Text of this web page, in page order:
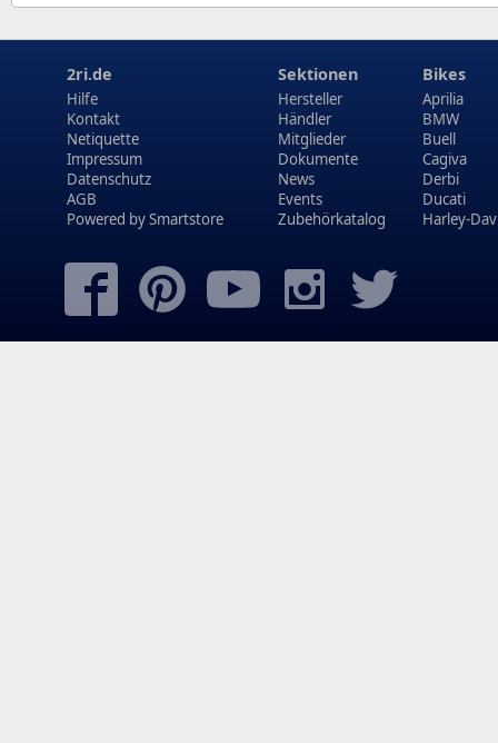
2ri.de
Hilfe
Kontakt
Netiquette
Impressum
Datenschutz
AGB
Powered bySmartstore
Sektionen
Hersteller
Händler
Mitglieder
Dokumente
News
Events
Zubehörkatalog
Bikes
Aprilia
BMW
Buell
Cagiva
Derbi
Ducati
Harley-